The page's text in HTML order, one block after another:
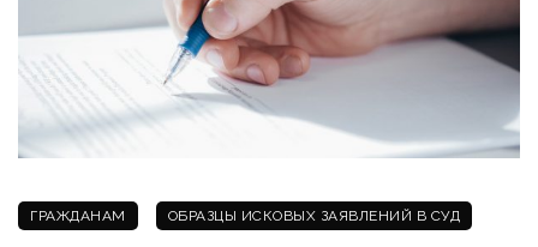
ГРАЖДАНАМ ОБРАЗЦЫ ИСКОВЫХ ЗАЯВЛЕНИЙ В СУД